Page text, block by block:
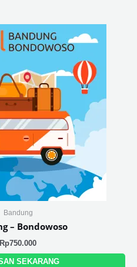
Bandung
– Bondowoso
Rp750.000
SEKARANG